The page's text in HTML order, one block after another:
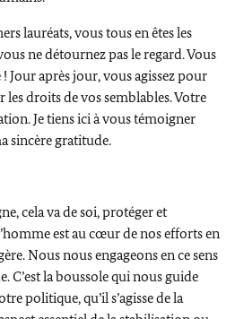
lauréats, vous tous en êtes les
ne détournez pas le regard. Vous
! Jour après jour, vous agissez pour
droits de vos semblables. Votre
Je tiens ici à vous témoigner
sincère gratitude.
cela va de soi, protéger et
est au cœur de nos efforts en
Nous nous engageons en ce sens
C’est la boussole qui nous guide
politique, qu’il s’agisse de la